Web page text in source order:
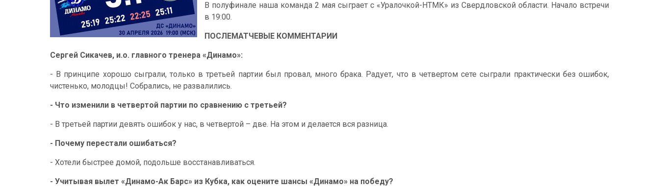
В полуфинале наша команда 2 мая сыграет с «Уралочкой-НТМК» из Свердловской области. Начало встречи
в 19:00.
ПОСЛЕМАТЧЕВЫЕ КОММЕНТАРИИ
Сергей Сикачев, и.о. главного тренера «Динамо»:
- В принципе хорошо сыграли, только в третьей партии был провал, много брака. Радует, что в четвертом сете сыграли практически без ошибок,
чистенько, молодцы! Собрались, не развалились.
- Что изменили в четвертой партии по сравнению с третьей?
- В третьей партии девять ошибок у нас, в четвертой – две. На этом и делается вся разница.
- Почему перестали ошибаться?
- Хотели быстрее домой, подольше восстанавливаться.
- Учитывая вылет «Динамо-Ак Барс» из Кубка, как оцените шансы «Динамо» на победу?